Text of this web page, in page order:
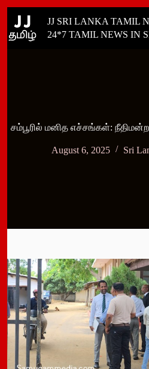
content
JJ SRI LANKA TAMIL
24*7 TAMIL NEWS IN
சம்பூரில் மனித எச்சங்கள்:
August 6, 2025 Sri